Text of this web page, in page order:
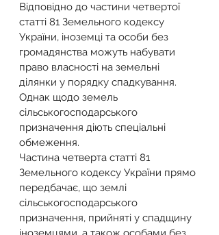
Відповідно до частини четвертої
статті 81 Земельного кодексу
України, іноземці та особи без
громадянства можуть набувати
право власності на земельні
ділянки у порядку спадкування.
Однак щодо земель
сільськогосподарського
призначення діють спеціальні
обмеження.
Частина четверта статті 81
Земельного кодексу України прямо
передбачає, що землі
сільськогосподарського
призначення, прийняті у спадщину